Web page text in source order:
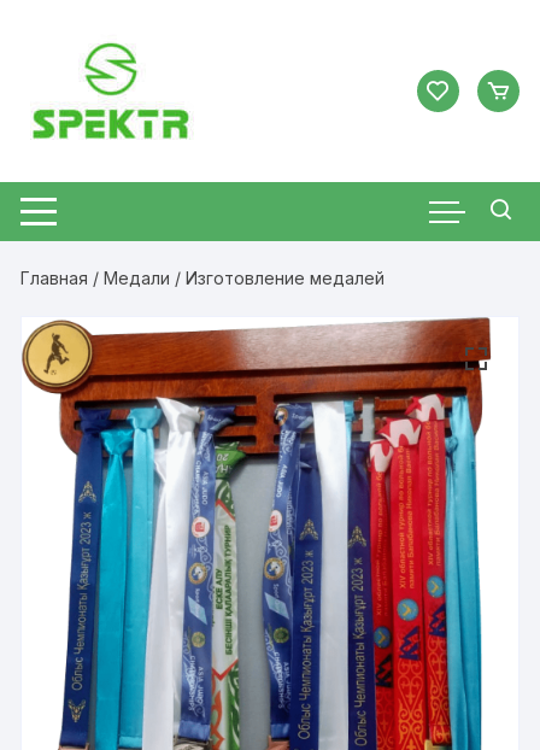
содержимому
Главная /Медали / Изготовление медалей